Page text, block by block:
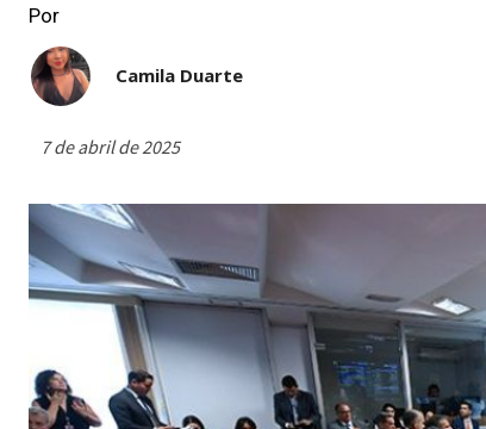
Por
Camila Duarte
7 de abril de 2025